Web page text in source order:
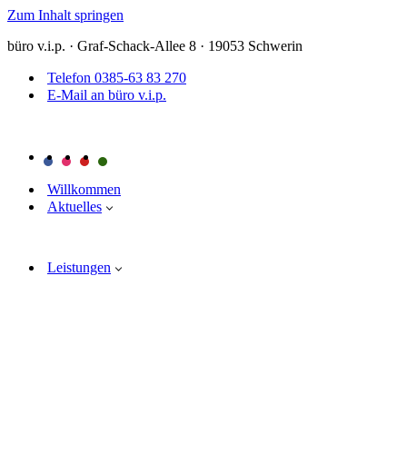
Zum Inhalt springen
büro v.i.p. · Graf-Schack-Allee 8 · 19053 Schwerin
Telefon 0385-63 83 270
E-Mail an büro v.i.p.
Willkommen
Aktuelles
Leistungen